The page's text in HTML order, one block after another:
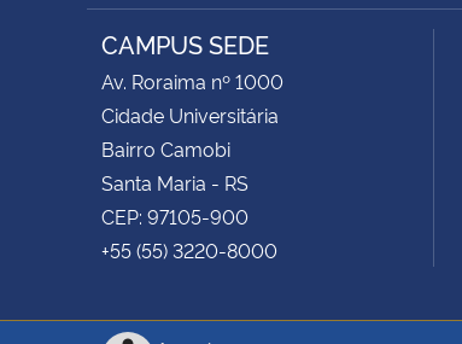
RSS
CAMPUS SEDE
Av. Roraima nº 1000
Cidade Universitária
Bairro Camobi
Santa Maria - RS
CEP: 97105-900
+55 (55) 3220-8000